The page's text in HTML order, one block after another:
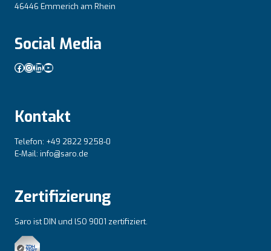
46446 Emmerich am Rhein
Social Media
Facebook
Instagram
LinkedIn
YouTube
Kontakt
Telefon: +49 2822 9258-0
E-Mail: info@saro.de
Zertifizierung
Saro ist DIN und lSO 9001 zertifiziert.